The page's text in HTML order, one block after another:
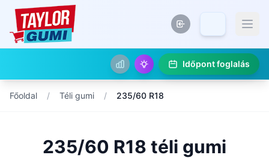
Időpont foglalás
Főoldal / Téli gumi / 235/60 R18
235/60 R18 téli gumi